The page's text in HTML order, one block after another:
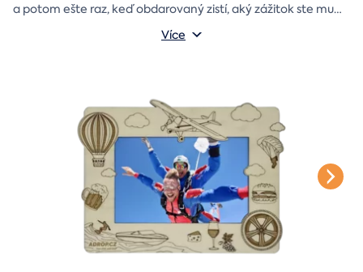
a potom ešte raz, keď obdarovaný zistí, aký zážitok ste mu
darčekovú skladačku
Vonkajšie rozmery: 20 × 20 × 20 cm
Více